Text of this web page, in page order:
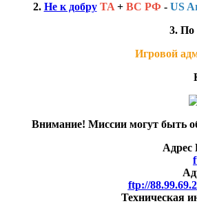
2. Не к добру TA+ ВС РФ - US
3. По
Игровой
Внимание! Миссии могут быть
Адрес
ftp://
Техническая